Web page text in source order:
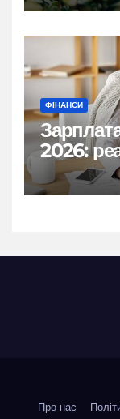
ФІНАНСИ
2026:
нюанси
Про нас